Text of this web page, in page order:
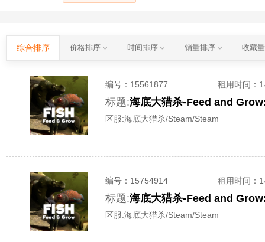
综合排序 价格排序 时间排序 销量排序 收藏
编号： 15561877 租用时间 ：
标题:海底大猎杀-Feed and
区服:海底大猎杀/Steam/Steam
编号： 15754914 租用时间 ：
标题:海底大猎杀-Feed and
区服:海底大猎杀/Steam/Steam